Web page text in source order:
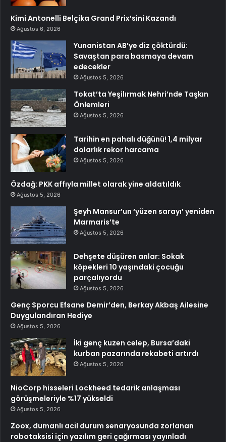
Kimi Antonelli Belçika Grand Prix’sini Kazandı
Ağustos 6, 2026
Yunanistan AB’ye diz çöktürdü:
Savaştan para basmaya devam
edecekler
Ağustos 5, 2026
Tokat’ta Yeşilırmak Nehri’nde Taşkın
Önlemleri
Ağustos 5, 2026
Tarihin en pahalı düğünü! 1,4 milyar
dolarlık rekor harcama
Ağustos 5, 2026
Özdağ: PKK affıyla millet olarak yine aldatıldık
Ağustos 5, 2026
Şeyh Mansur’un ‘yüzen sarayı’ yeniden
Marmaris’te
Ağustos 5, 2026
Dehşete düşüren anlar: Sokak
köpekleri 10 yaşındaki çocuğu
parçalıyordu
Ağustos 5, 2026
Genç Sporcu Efsane Demir’den, Berkay Akbaş Ailesine
Duygulandıran Hediye
Ağustos 5, 2026
İki genç kuzen celep, Bursa’daki
kurban pazarında rekabeti artırdı
Ağustos 5, 2026
NioCorp hisseleri Lockheed tedarik anlaşması
görüşmeleriyle %17 yükseldi
Ağustos 5, 2026
Zoox, dumanlı acil durum senaryosunda zorlanan
robotaksisi için yazılım geri çağırması yayınladı